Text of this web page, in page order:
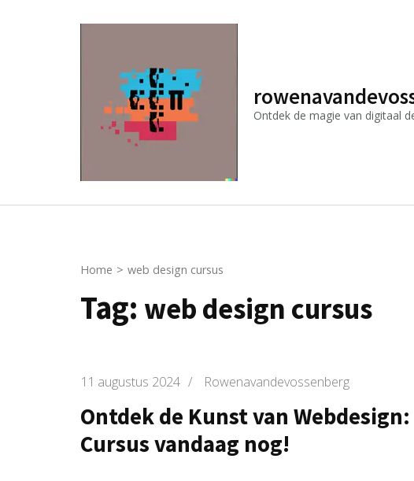
Ontdek de magie van digitaal
Home > web design cursus
Tag: web design cursus
11 augustus 2024 / Rowenavandevossenberg
Ontdek de Kunst van Webdesign:
Cursus vandaag nog!